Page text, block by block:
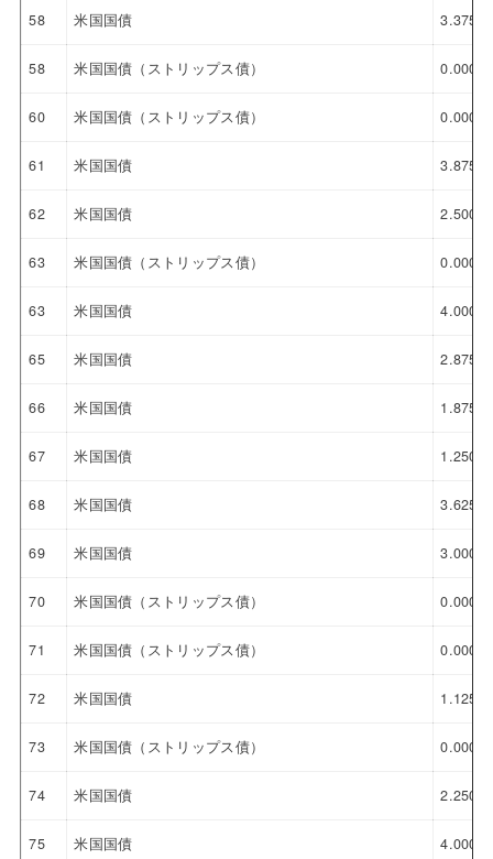
58 米国国債 3.375%
58 米国国債（ストリップス債） 0.000%
60 米国国債（ストリップス債） 0.000%
61 米国国債 3.875%
62 米国国債 2.500%
63 米国国債（ストリップス債） 0.000%
63 米国国債 4.000%
65 米国国債 2.875%
66 米国国債 1.875%
67 米国国債 1.250%
68 米国国債 3.625%
69 米国国債 3.000%
70 米国国債（ストリップス債） 0.000%
71 米国国債（ストリップス債） 0.000%
72 米国国債 1.125%
73 米国国債（ストリップス債） 0.000%
74 米国国債 2.250%
75 米国国債 4.000%